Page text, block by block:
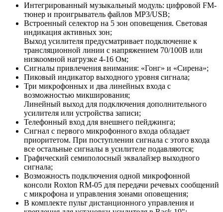
Интегрированный музыкальный модуль: цифровой FM-
тюнер и проигрыватель файлов MP3/USB;
Встроенный селектор на 5 зон оповещения. Световая
индикация активных зон;
Выход усилителя предусматривает подключение к
трансляционной линии с напряжением 70/100В или
низкоомной нагрузке 4-16 Ом;
Сигналы привлечения внимания: «Гонг» и «Сирена»;
Пиковый индикатор выходного уровня сигнала;
Три микрофонных и два линейных входа с
возможностью микширования;
Линейный выход для подключения дополнительного
усилителя или устройства записи;
Телефонный вход для внешнего пейджинга;
Сигнал с первого микрофонного входа обладает
приоритетом. При поступлении сигнала с этого входа
все остальные сигналы в усилителе подавляются;
Графический семиполосный эквалайзер выходного
сигнала;
Возможность подключения одной микрофонной
консоли Roxton RM-05 для передачи речевых сообщений
с микрофона и управления зонами оповещения;
В комплекте пульт дистанционного управления и